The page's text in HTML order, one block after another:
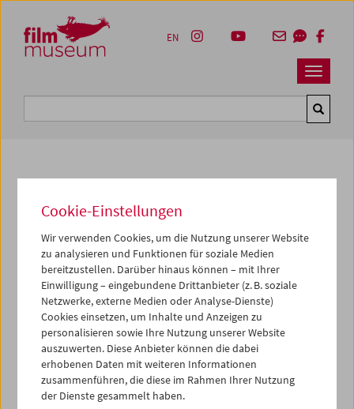
Zum Inhalt
Zum Hauptmenü
Zur Servicenavigation
Zum Suche
Navbar
EN
Kulturerbe digital
100 Steine/ 100 Schritte
1988, Super 8, Farbe,12 min
Regie:Gustav Deutsch, Hanna Schimek
Sammlung:Österreichisches Filmmuseum
Dieser Inhalt von 'vimeo' kann aufgrund Ihrer
Datenschutzeinstellungen nicht angezeigt werden.
Cookie-Einstellungen
Cookie-Einstellungen
Wir verwenden Cookies, um die Nutzung unserer Website
zu analysieren und Funktionen für soziale Medien
bereitzustellen. Darüber hinaus können – mit Ihrer
Einwilligung – eingebundene Drittanbieter (z. B. soziale
Netzwerke, externe Medien oder Analyse-Dienste)
Cookies einsetzen, um Inhalte und Anzeigen zu
personalisieren sowie Ihre Nutzung unserer Website
auszuwerten. Diese Anbieter können die dabei
erhobenen Daten mit weiteren Informationen
zusammenführen, die diese im Rahmen Ihrer Nutzung
der Dienste gesammelt haben.